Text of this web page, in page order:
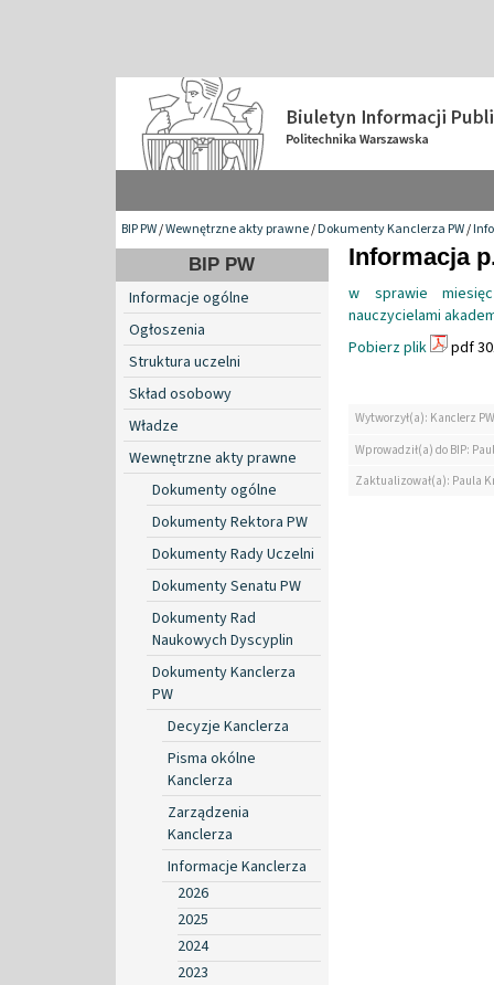
BIP PW/Wewnętrzne akty prawne/Dokumenty Kanclerza PW/
BIP PW
Informacje ogólne
Ogłoszenia
Struktura uczelni
Skład osobowy
Władze
Wewnętrzne akty prawne
Dokumenty ogólne
Dokumenty Rektora PW
Dokumenty Rady Uczelni
Dokumenty Senatu PW
Dokumenty Rad
Naukowych Dyscyplin
Dokumenty Kanclerza
PW
Decyzje Kanclerza
Pisma okólne
Kanclerza
Zarządzenia
Kanclerza
Informacje Kanclerza
2026
2025
2024
2023
Informacja
w sprawie
nauczycielami
Pobierz plik
pdf
Wytworzył(a): Kanclerz PW
Wprowadził(a) do BIP:
Zaktualizował(a): Paula